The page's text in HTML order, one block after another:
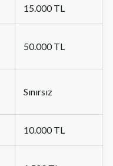
15.000 TL
50.000 TL
Sınırsız
10.000 TL